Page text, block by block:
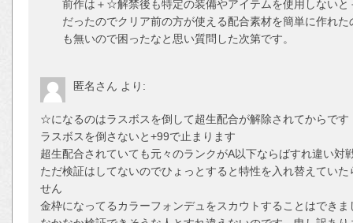
前作は＋☆解禁後も特定の装備やアイテムを使用しない
だったのでクリア前の方が使える配合素材を簡単に作れ
も無いので困ったなと思い質問した次第です。
匿名さん より:
☆になるのはラスボスを倒して超生配合が解除されてからです
ラスボスを倒さないと+99で止まります
超生配合されていても元々のランクがA以下ならばすれ違い対
ただ検証はしてないのでひょっとすると特性を入れ替えてい
せん
金枠になってるカラーフォンデュをスカウトすることはできま